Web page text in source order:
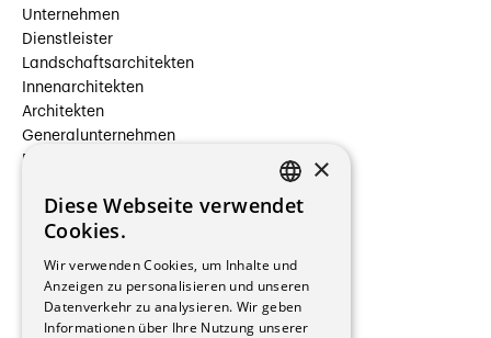
Unternehmen
Dienstleister
Landschaftsarchitekten
Innenarchitekten
Architekten
Generalunternehmen
Beauftragte Unternehmen
Hersteller/Lieferanten
Bauherrschaften
Stockwerkeigentum
Reportagen
Wohnungen
FRENCH
×
Diese Webseite verwendet
Cookies.
Wir verwenden Cookies, um Inhalte und
Anzeigen zu personalisieren und unseren
Datenverkehr zu analysieren. Wir geben
Informationen über Ihre Nutzung unserer